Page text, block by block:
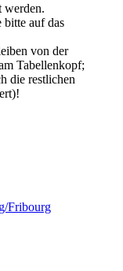
werden.
auf das
von der
Tabellenkopf;
die restlichen